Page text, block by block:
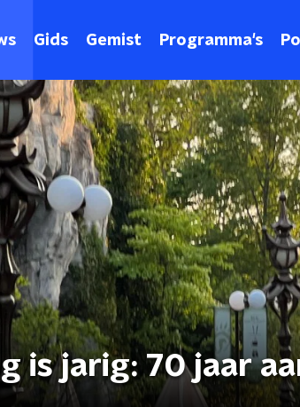
Gids Gemist Programma's
is jarig: 70 jaar